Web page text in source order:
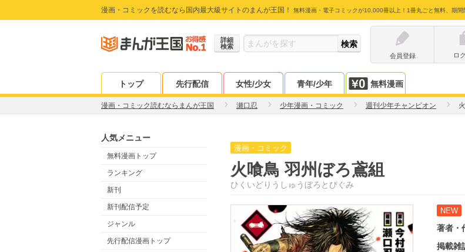
漫画・コミックを読むなら国内最大級サイトのまんが王国！ 無料漫画・電子コミックが10,000冊以上！1冊丸ごと無料、期
詳細
検索
会員登録
ロ
トップ 先行配信 女性/少女 青年/少年 無料漫画
漫画・コミック読むならまんが王国 瀬口忍 少年漫画・コミック 週刊少年チャンピオン
人気メニュー
無料漫画トップ
ランキング
新刊
新刊配信予定
ジャンル
先行配信漫画トップ
漫画・コミック
火喰鳥 羽州ぼろ鳶組
ひくいどりうしゅうぼろとびぐみ
NEW
著者・
掲載雑